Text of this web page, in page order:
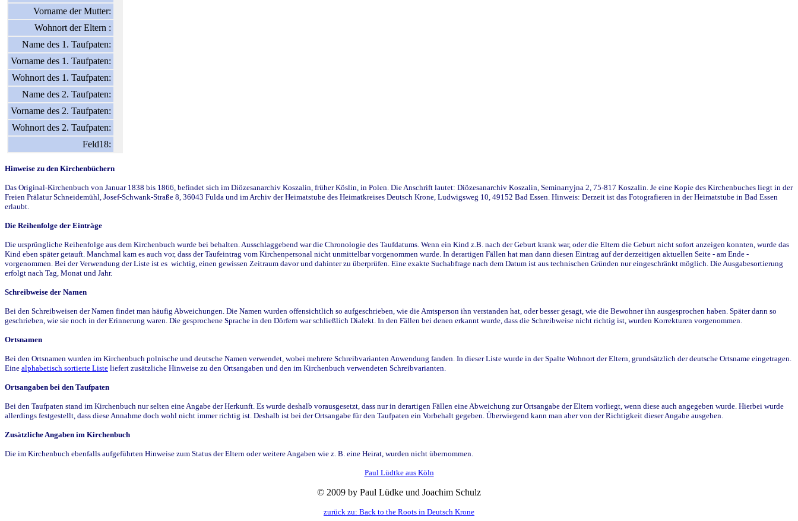
Vorname der Mutter:
Wohnort der Eltern :
Name des 1. Taufpaten:
Vorname des 1. Taufpaten:
Wohnort des 1. Taufpaten:
Name des 2. Taufpaten:
Vorname des 2. Taufpaten:
Wohnort des 2. Taufpaten:
Feld18:
Hinweise zu den Kirchenbüchern
Das Original-Kirchenbuch von Januar 1838 bis 1866, befindet sich im Diözesanarchiv Koszalin, früher Köslin, in Polen. Die Anschrift lautet: Diözesanarchiv Koszalin, Seminarryjna 2, 75-817 Koszalin. Je eine Kopie des Kirchenbuches liegt in der
Freien Prälatur Schneidemühl, Josef-Schwank-Straße 8, 36043 Fulda und im Archiv der Heimatstube des Heimatkreises Deutsch Krone, Ludwigsweg 10, 49152 Bad Essen. Hinweis: Derzeit ist das Fotografieren in der Heimatstube in Bad Essen
erlaubt.
Die Reihenfolge der Einträge
Die ursprüngliche Reihenfolge aus dem Kirchenbuch wurde bei behalten. Ausschlaggebend war die Chronologie des Taufdatums. Wenn ein Kind z.B. nach der Geburt krank war, oder die Eltern die Geburt nicht sofort anzeigen konnten, wurde das
Kind eben später getauft. Manchmal kam es auch vor, dass der Taufeintrag vom Kirchenpersonal nicht unmittelbar vorgenommen wurde. In derartigen Fällen hat man dann diesen Eintrag auf der derzeitigen aktuellen Seite - am Ende -
vorgenommen. Bei der Verwendung der Liste ist es wichtig, einen gewissen Zeitraum davor und dahinter zu überprüfen. Eine exakte Suchabfrage nach dem Datum ist aus technischen Gründen nur eingeschränkt möglich. Die Ausgabesortierung
erfolgt nach Tag, Monat und Jahr.
Schreibweise der Namen
Bei den Schreibweisen der Namen findet man häufig Abweichungen. Die Namen wurden offensichtlich so aufgeschrieben, wie die Amtsperson ihn verstanden hat, oder besser gesagt, wie die Bewohner ihn ausgesprochen haben. Später dann so
geschrieben, wie sie noch in der Erinnerung waren. Die gesprochene Sprache in den Dörfern war schließlich Dialekt. In den Fällen bei denen erkannt wurde, dass die Schreibweise nicht richtig ist, wurden Korrekturen vorgenommen.
Ortsnamen
Bei den Ortsnamen wurden im Kirchenbuch polnische und deutsche Namen verwendet, wobei mehrere Schreibvarianten Anwendung fanden. In dieser Liste wurde in der Spalte Wohnort der Eltern, grundsätzlich der deutsche Ortsname eingetragen.
Eine alphabetisch sortierte Liste liefert zusätzliche Hinweise zu den Ortsangaben und den im Kirchenbuch verwendeten Schreibvarianten.
Ortsangaben bei den Taufpaten
Bei den Taufpaten stand im Kirchenbuch nur selten eine Angabe der Herkunft. Es wurde deshalb vorausgesetzt, dass nur in derartigen Fällen eine Abweichung zur Ortsangabe der Eltern vorliegt, wenn diese auch angegeben wurde. Hierbei wurde
allerdings festgestellt, dass diese Annahme doch wohl nicht immer richtig ist. Deshalb ist bei der Ortsangabe für den Taufpaten ein Vorbehalt gegeben. Überwiegend kann man aber von der Richtigkeit dieser Angabe ausgehen.
Zusätzliche Angaben im Kirchenbuch
Die im Kirchenbuch ebenfalls aufgeführten Hinweise zum Status der Eltern oder weitere Angaben wie z. B. eine Heirat, wurden nicht übernommen.
Paul Lüdtke aus Köln
© 2009 by Paul Lüdke und Joachim Schulz
zurück zu: Back to the Roots in Deutsch Krone